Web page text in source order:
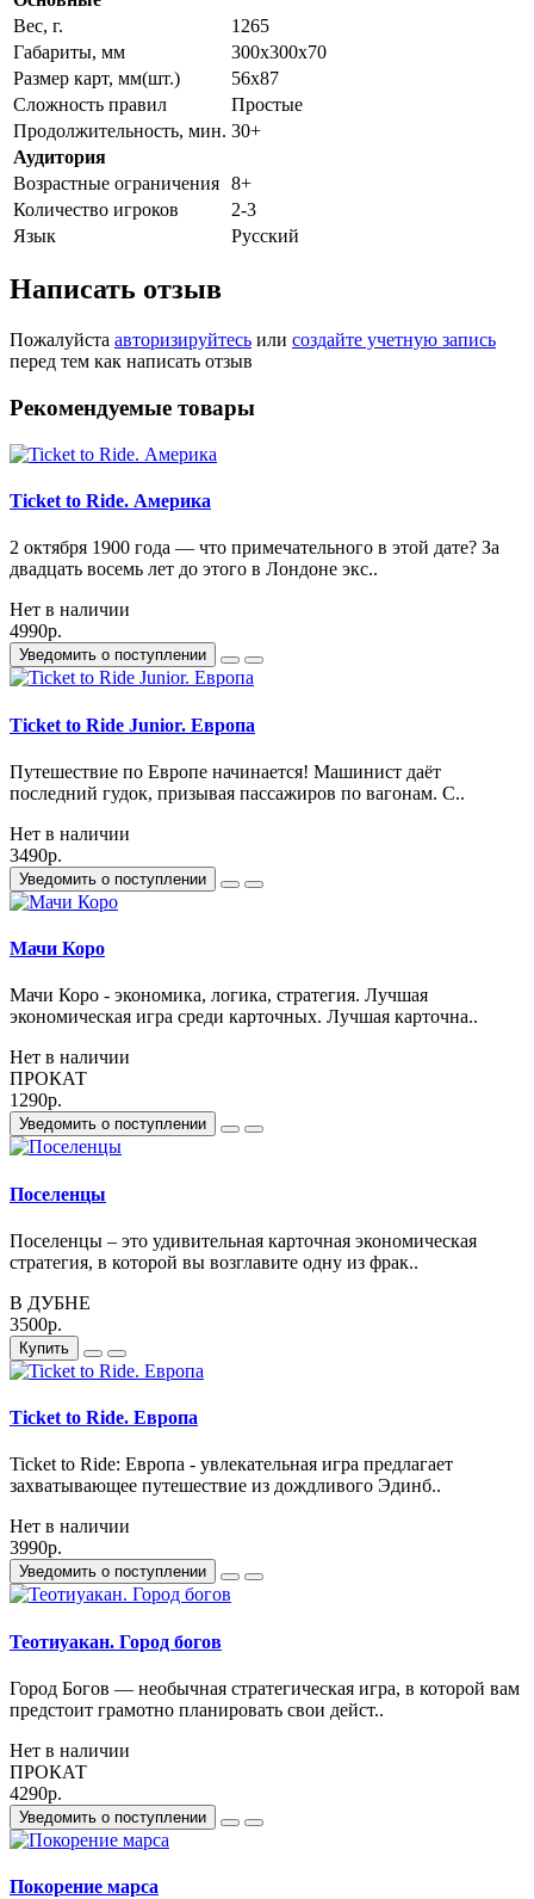
Вес, г.
1265
Габариты, мм
300х300х70
Размер карт, мм(шт.)
56х87
Сложность правил
Простые
Продолжительность, мин. 30+
Аудитория
Возрастные ограничения 8+
Количество игроков
2-3
Язык
Русский
Написать отзыв
Пожалуйста авторизируйтесь или создайте учетную запись
перед тем как написать отзыв
Рекомендуемые товары
Ticket to Ride. Америка
2 октября 1900 года — что примечательного в этой дате? За
двадцать восемь лет до этого в Лондоне экс..
Нет в наличии
4990р.
Уведомить о поступлении
Ticket to Ride Junior. Европа
Путешествие по Европе начинается! Машинист даёт
последний гудок, призывая пассажиров по вагонам. С..
Нет в наличии
3490р.
Уведомить о поступлении
Мачи Коро
Мачи Коро - экономика, логика, стратегия. Лучшая
экономическая игра среди карточных. Лучшая карточна..
Нет в наличии
ПРОКАТ
1290р.
Уведомить о поступлении
Поселенцы
Поселенцы – это удивительная карточная экономическая
стратегия, в которой вы возглавите одну из фрак..
В ДУБНЕ
3500р.
Купить
Ticket to Ride. Европа
Ticket to Ride: Европа - увлекательная игра предлагает
захватывающее путешествие из дождливого Эдинб..
Нет в наличии
3990р.
Уведомить о поступлении
Теотиуакан. Город богов
Город Богов — необычная стратегическая игра, в которой вам
предстоит грамотно планировать свои дейст..
Нет в наличии
ПРОКАТ
4290р.
Уведомить о поступлении
Покорение марса